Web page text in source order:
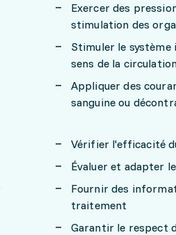
Exercer des
stimulation des
Stimuler le système
sens de la
Appliquer des
sanguine ou
Vérifier l'efficacité
Évaluer et adapter
Fournir des
traitement
Garantir le respect